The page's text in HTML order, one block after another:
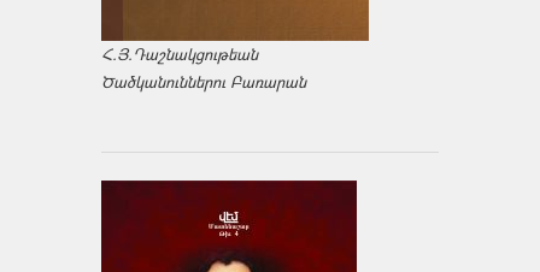
Հ.Յ.Դաշնակցութեան
Ծածկանուններու Բառարան